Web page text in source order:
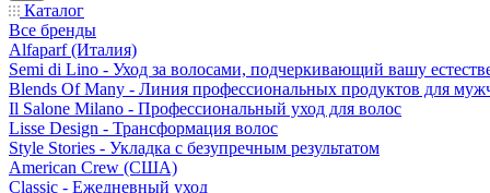
Каталог
Все бренды
Alfaparf (Италия)
Semi di Lino - Уход за волосами, подчеркивающий вашу
Blends Of Many - Линия профессиональных продуктов для
Il Salone Milano - Профессиональный уход для волос
Lisse Design - Трансформация волос
Style Stories - Укладка с безупречным результатом
American Crew (США)
Classic - Ежедневный уход